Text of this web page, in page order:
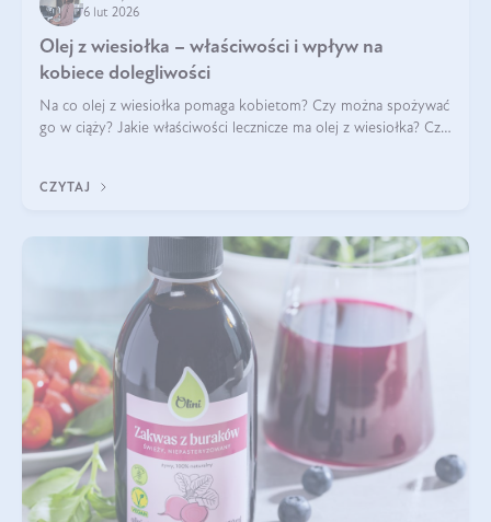
6 lut 2026
Olej z wiesiołka – właściwości i wpływ na
kobiece dolegliwości
Na co olej z wiesiołka pomaga kobietom? Czy można spożywać
go w ciąży? Jakie właściwości lecznicze ma olej z wiesiołka? Czy
CZYTAJ